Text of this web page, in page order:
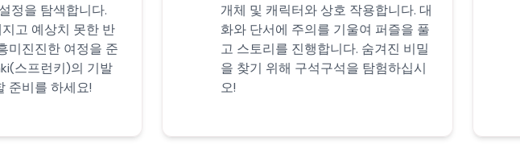
정을 탐색합니다.
고 예상치 못한 반
미진진한 여정을 준
스프런키)의 기발
준비를 하세요!
개체 및 캐릭터와 상호 작용합니다. 대
화와 단서에 주의를 기울여 퍼즐을 풀
고 스토리를 진행합니다. 숨겨진 비밀
을 찾기 위해 구석구석을 탐험하십시
오!